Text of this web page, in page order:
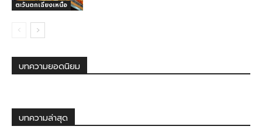
ตะวันตกเฉียงเหนือ
บทความยอดนิยม
บทความล่าสุด